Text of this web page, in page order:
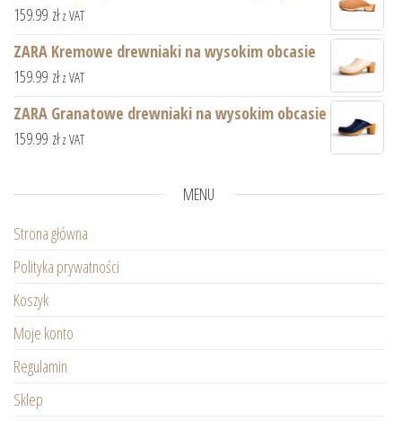
159.99 zł z VAT
ZARA Kremowe drewniaki na wysokim obcasie
159.99 zł z VAT
ZARA Granatowe drewniaki na wysokim obcasie
159.99 zł z VAT
MENU
Strona główna
Polityka prywatności
Koszyk
Moje konto
Regulamin
Sklep